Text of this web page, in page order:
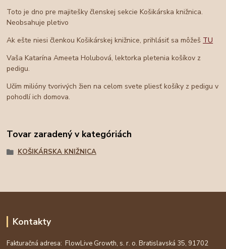
Toto je dno pre majitešky členskej sekcie Košikárska knižnica.
Neobsahuje pletivo
Ak ešte niesi členkou Košikárskej knižnice, prihlásiť sa môžeš TU
Vaša Katarína Ameeta Holubová, lektorka pletenia košíkov z
pedigu.
Učím milióny tvorivých žien na celom svete pliesť košíky z pedigu v
pohodlí ich domova.
Tovar zaradený v kategóriách
KOŠIKÁRSKA KNIŽNICA
Kontakty
Fakturačná adresa: FlowLive Growth, s. r. o. Bratislavská 35, 91702